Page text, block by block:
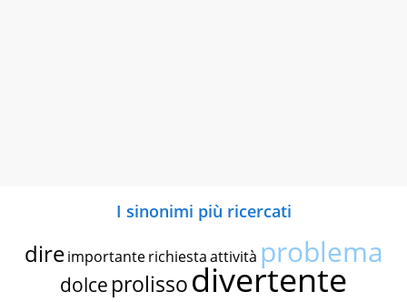
I sinonimi più ricercati
dire importante richiestaattività problema
dolce prolissodivertente